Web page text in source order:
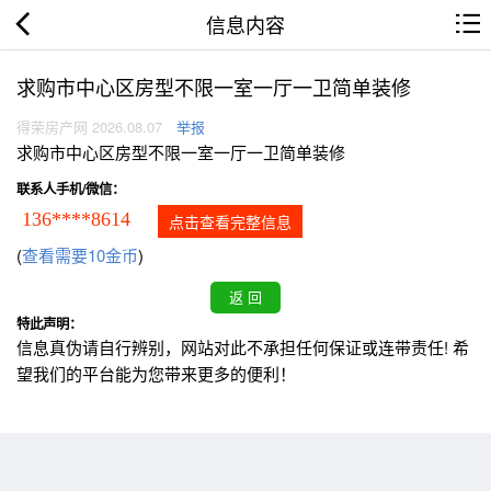
信息内容
求购市中心区房型不限一室一厅一卫简单装修
得荣房产网 2026.08.07 举报
求购市中心区房型不限一室一厅一卫简单装修
联系人手机/微信：
136****8614 点击查看完整信息
(查看需要10金币)
特此声明：
信息真伪请自行辨别，网站对此不承担任何保证或连带责任! 希
望我们的平台能为您带来更多的便利！